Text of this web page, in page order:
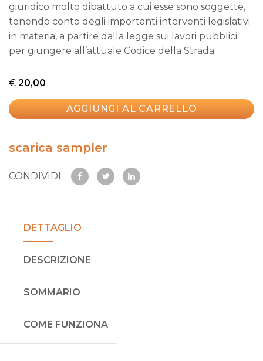
giuridico molto dibattuto a cui esse sono soggette,
tenendo conto degli importanti interventi legislativi
in materia, a partire dalla legge sui lavori pubblici
per giungere all’attuale Codice della Strada.
€ 20,00
AGGIUNGI AL CARRELLO
scarica sampler
CONDIVIDI:
DETTAGLIO
DESCRIZIONE
SOMMARIO
COME FUNZIONA